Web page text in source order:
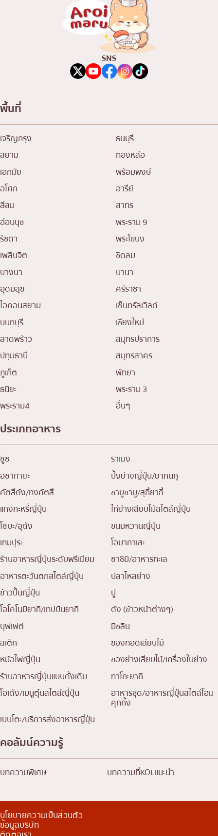
SNS
พื้นที่
เจริญกรุง
ธนบุรี
สยาม
ทองหล่อ
เอกมัย
พร้อมพงษ์
อโศก
อารีย์
สีลม
สาทร
อ่อนนุช
พระราม 9
รัชดา
พระโขนง
เพลินจิต
ชิดลม
บางนา
นานา
อุดมสุข
ศรีราชา
ไอคอนสยาม
เซ็นทรัลเวิลด์
นนทบุรี
เชียงใหม่
ลาดพร้าว
สมุทรปราการ
ปทุมธานี
สมุทรสาคร
ภูเก็ต
พัทยา
ธนิยะ
พระราม 3
พระราม4
อื่นๆ
ประเภทอาหาร
ซูชิ
ราเมง
อิซากายะ
ปิ้งย่างญี่ปุ่น/ยากินิกุ
คัตสึด้ง/ทงคัตสึ
ชาบูชาบู/สุกี้ยากี้
แกงกะหรี่ญี่ปุ่น
ไก่ย่างเสียบไม้สไตล์ญี่ปุ่น
โซบะ/อุด้ง
ขนมหวานญี่ปุ่น
เทมปุระ
โอมากาเสะ
ร้านอาหารญี่ปุ่นระดับพรีเมียม
ซาชิมิ/อาหารทะเล
อาหารตะวันตกสไตล์ญี่ปุ่น
ปลาไหลย่าง
ข้าวปั้นญี่ปุ่น
ปู
โอโคโนมิยากิ/เทปปันยากิ
ด้ง (ข้าวหน้าต่างๆ)
บุฟเฟต์
มิชลิน
สเต็ก
ของทอดเสียบไม้
หม้อไฟญี่ปุ่น
ของย่างเสียบไม้/เครื่องในย่าง
ร้านอาหารญี่ปุ่นแบบดั้งเดิม
ทาโกะยากิ
โอเด้ง/เมนูตุ๋นสไตล์ญี่ปุ่น
อาหารชุด/อาหารญี่ปุ่นสไตล์โฮม
คุกกิ้ง
เบนโตะ/บริการส่งอาหารญี่ปุ่น
คอลัมน์ความรู้
บทความพิเศษ บทความที่KOLแนะนำ
นโยบายความเป็นส่วนตัว
ข้อมูลบริษัท